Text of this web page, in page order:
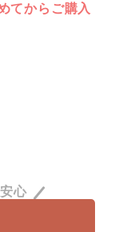
てからご購入
心